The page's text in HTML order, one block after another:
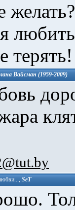
любить
терять!
Вайсман (1959-2009)
, SeT